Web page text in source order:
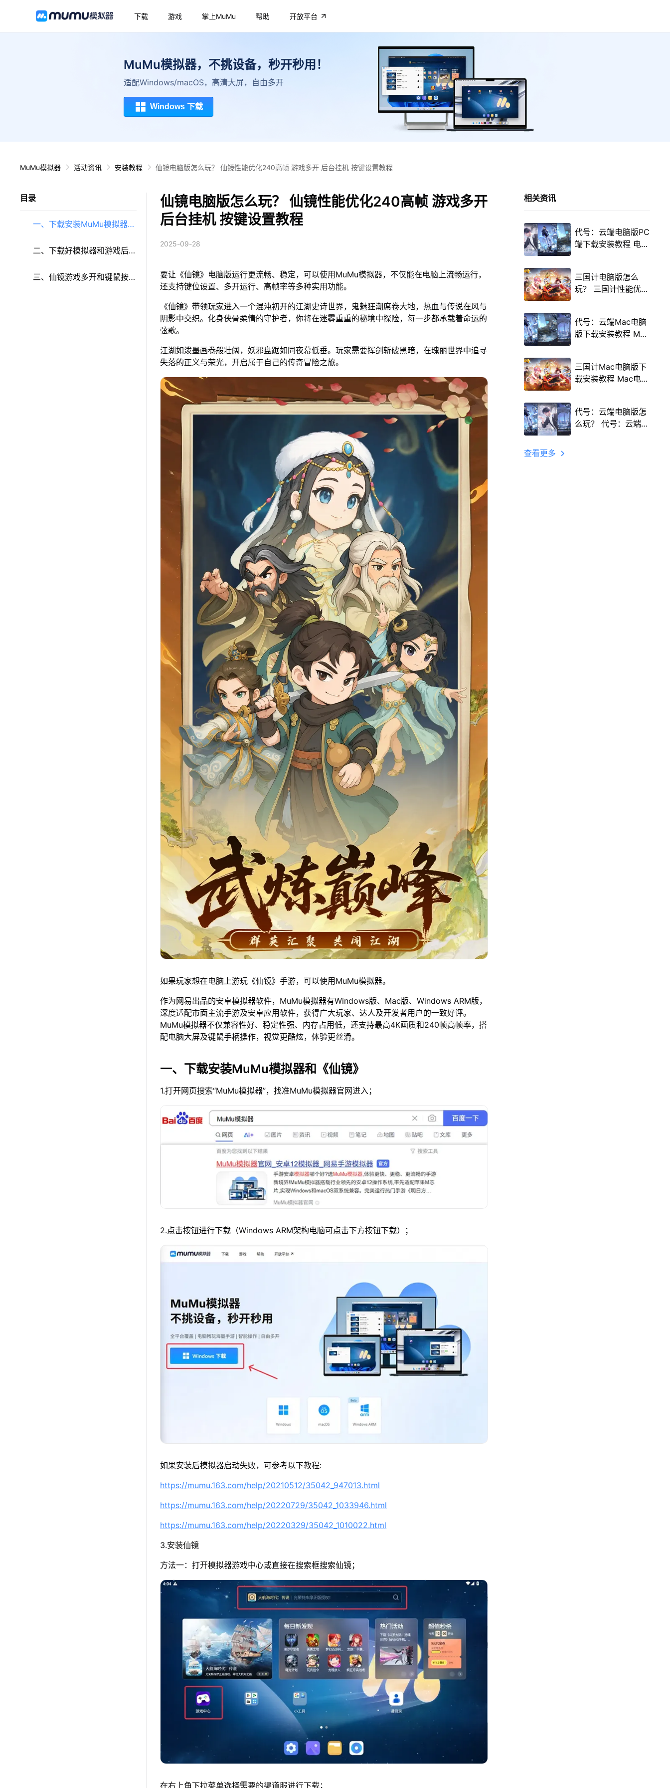
下载 游戏 掌上MuMu 帮助 开放平台
MuMu模拟器，不挑设备，秒开秒用！
适配Windows/macOS，高清大屏，自由多开
Windows 下载
MuMu模拟器 活动资讯 安装教程 仙镜电脑版怎么玩？ 仙镜性能优化240高帧 游戏多开 后台挂机 按键设置教程
目录
一、下载安装MuMu模拟器和
《仙镜》
二、下载好模拟器和游戏后
再参考以下步骤进行设置：
三、仙镜游戏多开和键鼠按
仙镜电脑版怎么玩？ 仙镜性能优化240高帧 游戏多开
后台挂机 按键设置教程
2025-09-28
要让《仙镜》电脑版运行更流畅、稳定，可以使用MuMu模拟器，不仅能在电脑上流畅运行，
还支持键位设置、多开运行、高帧率等多种实用功能。
《仙镜》带领玩家进入一个混沌初开的江湖史诗世界，鬼魅狂潮席卷大地，热血与传说在风与
阴影中交织。化身侠骨柔情的守护者，你将在迷雾重重的秘境中探险，每一步都承载着命运的
弦歌。
江湖如泼墨画卷般壮阔，妖邪盘踞如同夜幕低垂。玩家需要挥剑斩破黑暗，在瑰丽世界中追寻
失落的正义与荣光，开启属于自己的传奇冒险之旅。
如果玩家想在电脑上游玩《仙镜》手游，可以使用MuMu模拟器。
作为网易出品的安卓模拟器软件，MuMu模拟器有Windows版、Mac版、Windows ARM版，
深度适配市面主流手游及安卓应用软件，获得广大玩家、达人及开发者用户的一致好评。
MuMu模拟器不仅兼容性好、稳定性强、内存占用低，还支持最高4K画质和240帧高帧率，搭
配电脑大屏及键鼠手柄操作，视觉更酷炫，体验更丝滑。
一、下载安装MuMu模拟器和《仙镜》
1.打开网页搜索“MuMu模拟器”，找准MuMu模拟器官网进入；
2.点击按钮进行下载（Windows ARM架构电脑可点击下方按钮下载）；
如果安装后模拟器启动失败，可参考以下教程:
https://mumu.163.com/help/20210512/35042_947013.html
https://mumu.163.com/help/20220729/35042_1033946.html
https://mumu.163.com/help/20220329/35042_1010022.html
3.安装仙镜
方法一：打开模拟器游戏中心或直接在搜索框搜索仙镜；
在右上角下拉菜单选择需要的渠道服进行下载；
相关资讯
代号：云端电脑版PC
端下载安装教程 电脑
三国计电脑版怎么
玩？ 三国计性能优化
程
代号：云端Mac电脑
版下载安装教程 Mac
三国计Mac电脑版下
载安装教程 Mac电脑
代号：云端电脑版怎
么玩？ 代号：云端性
查看更多